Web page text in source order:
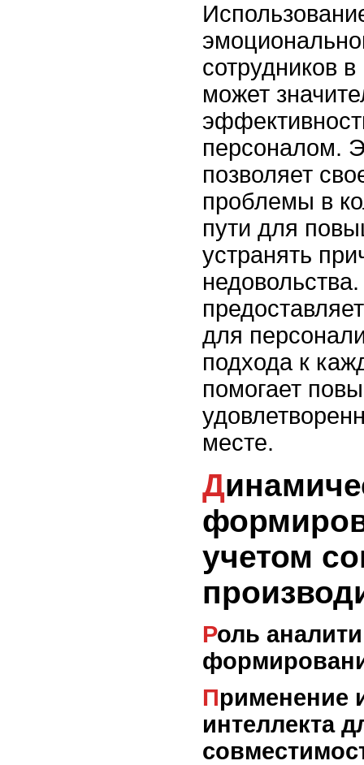
сотрудников
может
персоналом.
позволяет
проблемы в
пути для
устранять
для
подхода к
помогает
месте.
Динамическое
учетом
Роль аналитики в
Применение искусственного
интеллекта